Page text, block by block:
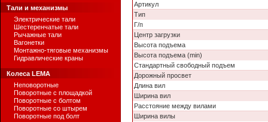
Тали и механизмы
Электрические тали
Шестеренчатые тали
Рычажные тали
Вагонетки
Монтажно-тяговые механизмы
Гидравлические краны
Колеса LEMA
Неповоротные
Поворотные с площадкой
Поворотные с болтом
Поворотные со штырем
Поворотные под болт
Артикул
Тип
Г/п
Центр загрузки
Высота подъема
Высота подъема (min)
Стандартный свободный подъем
Дорожный просвет
Длина вил
Ширина вил
Расстояние между вилами
Ширина вилы